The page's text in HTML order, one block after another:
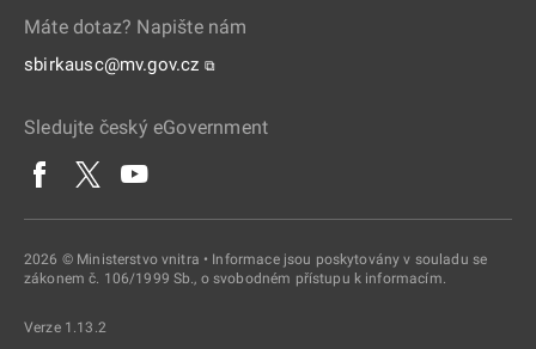
Máte dotaz? Napište nám
sbirkausc@mv.gov.cz ⧉
Sledujte český eGovernment
2026 © Ministerstvo vnitra • Informace jsou poskytovány v souladu se
zákonem č. 106/1999 Sb., o svobodném přístupu k informacím.
Verze 1.13.2